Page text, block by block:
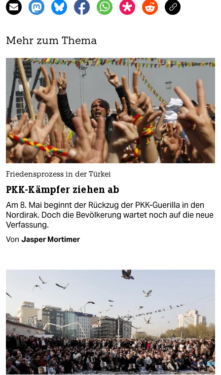
Mehr zum Thema
Friedensprozess in der Türkei
PKK-Kämpfer ziehen ab
Am 8. Mai beginnt der Rückzug der PKK-Guerilla in den
Nordirak. Doch die Bevölkerung wartet noch auf die neue
Verfassung.
Von Jasper Mortimer